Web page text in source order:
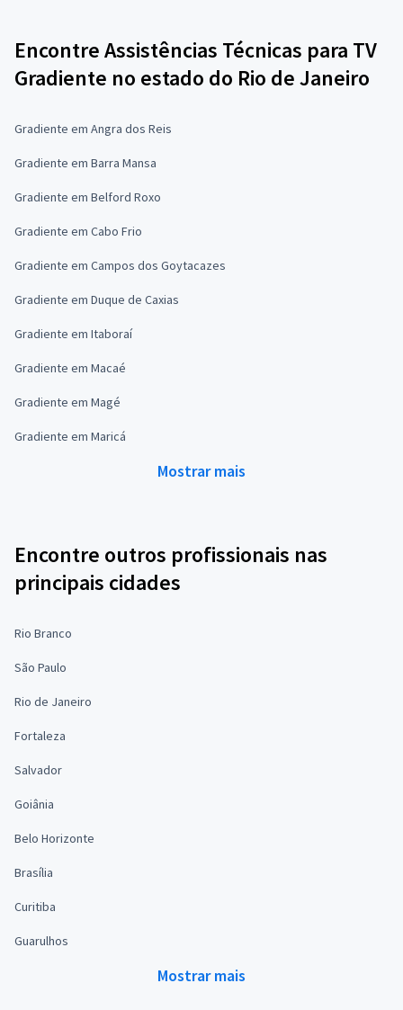
Encontre Assistências Técnicas para TV
Gradiente no estado do Rio de Janeiro
Gradiente em Angra dos Reis
Gradiente em Barra Mansa
Gradiente em Belford Roxo
Gradiente em Cabo Frio
Gradiente em Campos dos Goytacazes
Gradiente em Duque de Caxias
Gradiente em Itaboraí
Gradiente em Macaé
Gradiente em Magé
Gradiente em Maricá
Mostrar mais
Encontre outros profissionais nas
principais cidades
Rio Branco
São Paulo
Rio de Janeiro
Fortaleza
Salvador
Goiânia
Belo Horizonte
Brasília
Curitiba
Guarulhos
Mostrar mais